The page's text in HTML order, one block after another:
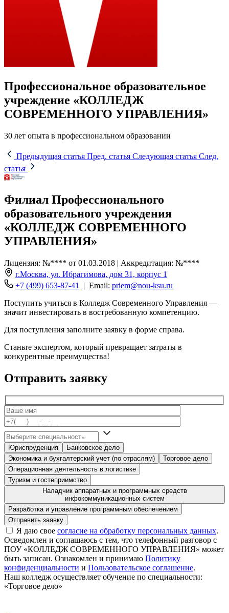
Профессиональное образовательное
учреждение «КОЛЛЕДЖ
СОВРЕМЕННОГО УПРАВЛЕНИЯ»
30 лет опыта в профессиональном образовании
Предыдущая статья Пред. статья Следующая статья След.
статья
Филиал Профессионального
образовательного учреждения
«КОЛЛЕДЖ СОВРЕМЕННОГО
УПРАВЛЕНИЯ»
Лицензия: №**** от 01.03.2018 | Аккредитация: №****
г.Москва, ул. Ибрагимова, дом 31, корпус 1
+7 (499) 653-87-41
| Email: priem@nou-ksu.ru
Поступить учиться в Колледж Современного Управления —
значит инвестировать в востребованную компетенцию.
Для поступления заполните заявку в форме справа.
Станьте экспертом, который превращает затраты в
конкурентные преимущества!
Отправить заявку
Юриспруденция
Банковское дело
Экономика и бухгалтерский учет (по отраслям)
Торговое дело
Операционная деятельность в логистике
Туризм и гостеприимство
Наладчик аппаратных и программных средств
инфокоммуникационных систем
Разработка и управление программным обеспечением
Я даю свое согласие на обработку персональных данных.
Осведомлен и соглашаюсь с тем, что телефонный разговор с
ПОУ «КОЛЛЕДЖ СОВРЕМЕННОГО УПРАВЛЕНИЯ» может
быть записан. Ознакомлен и принимаю Политику
конфиденциальности и Пользовательское соглашение.
Наш колледж осуществляет обучение по специальности:
«Торговое дело»